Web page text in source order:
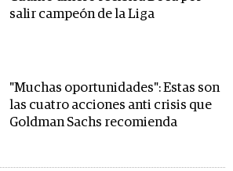
salir campeón de la Liga
"Muchas oportunidades": Estas son
las cuatro acciones anti crisis que
Goldman Sachs recomienda